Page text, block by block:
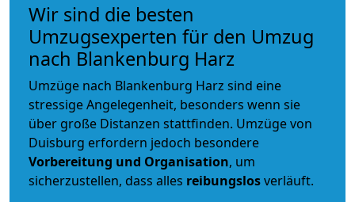
Wir sind die besten
Umzugsexperten für den Umzug
nach Blankenburg Harz
Umzüge nach Blankenburg Harz sind eine
stressige Angelegenheit, besonders wenn sie
über große Distanzen stattfinden. Umzüge von
Duisburg erfordern jedoch besondere
Vorbereitung und Organisation, um
sicherzustellen, dass alles reibungslosverläuft.